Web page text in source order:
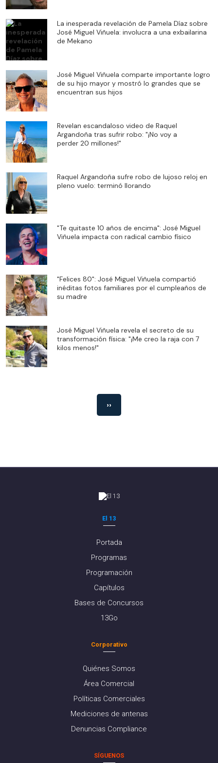
La inesperada revelación de Pamela Díaz sobre
José Miguel Viñuela: involucra a una exbailarina
de Mekano
José Miguel Viñuela comparte importante logro
de su hijo mayor y mostró lo grandes que se
encuentran sus hijos
Revelan escandaloso video de Raquel
Argandoña tras sufrir robo: "¡No voy a
perder 20 millones!"
Raquel Argandoña sufre robo de lujoso reloj en
pleno vuelo: terminó llorando
"Te quitaste 10 años de encima": José Miguel
Viñuela impacta con radical cambio físico
"Felices 80": José Miguel Viñuela compartió
inéditas fotos familiares por el cumpleaños de
su madre
José Miguel Viñuela revela el secreto de su
transformación física: "¡Me creo la raja con 7
kilos menos!"
››
El 13
Portada
Programas
Programación
Capítulos
Bases de Concursos
13Go
Corporativo
Quiénes Somos
Área Comercial
Políticas Comerciales
Mediciones de antenas
Denuncias Compliance
SÍGUENOS